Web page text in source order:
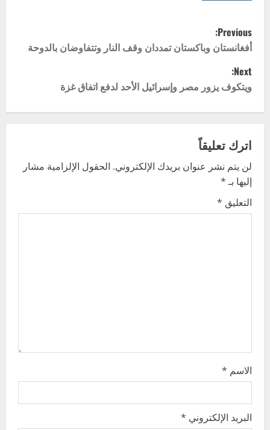
P
o
s
a
v
i
n
Previous:
أفغانستان وباكستان تمددان وقف النار وتتفاوضان بالدوحة
Next:
ويتكوف يزور مصر وإسرائيل الأحد لدفع اتفاق غزة
اترك تعليقاً
لن يتم نشر عنوان بريدك الإلكتروني. الحقول الإلزامية مشار
إليها بـ*
التعليق *
الاسم *
البريد الإلكتروني *